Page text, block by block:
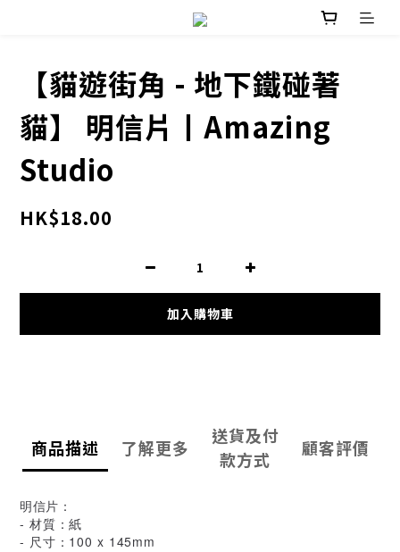
【貓遊街角 - 地下鐵碰著
貓】 明信片丨Amazing
Studio
HK$18.00
加入購物車
商品描述 了解更多
送貨及付
款方式
顧客評價
明信片：
- 材質：紙
- 尺寸：100 x 145mm